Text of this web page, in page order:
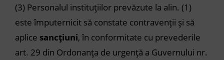
(3) Personalul instituțiilor prevăzute la alin. (1)
este împuternicit să constate contravenții și să
aplice sancțiuni, în conformitate cu prevederile
art. 29 din Ordonanța de urgență a Guvernului nr.